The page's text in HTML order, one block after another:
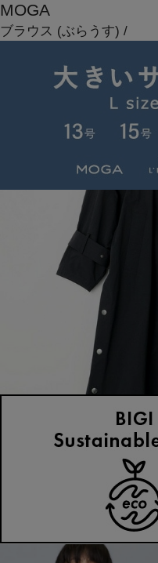
MOGA
ブラウス (ぶらうす) /
ステンカラーコート(すて